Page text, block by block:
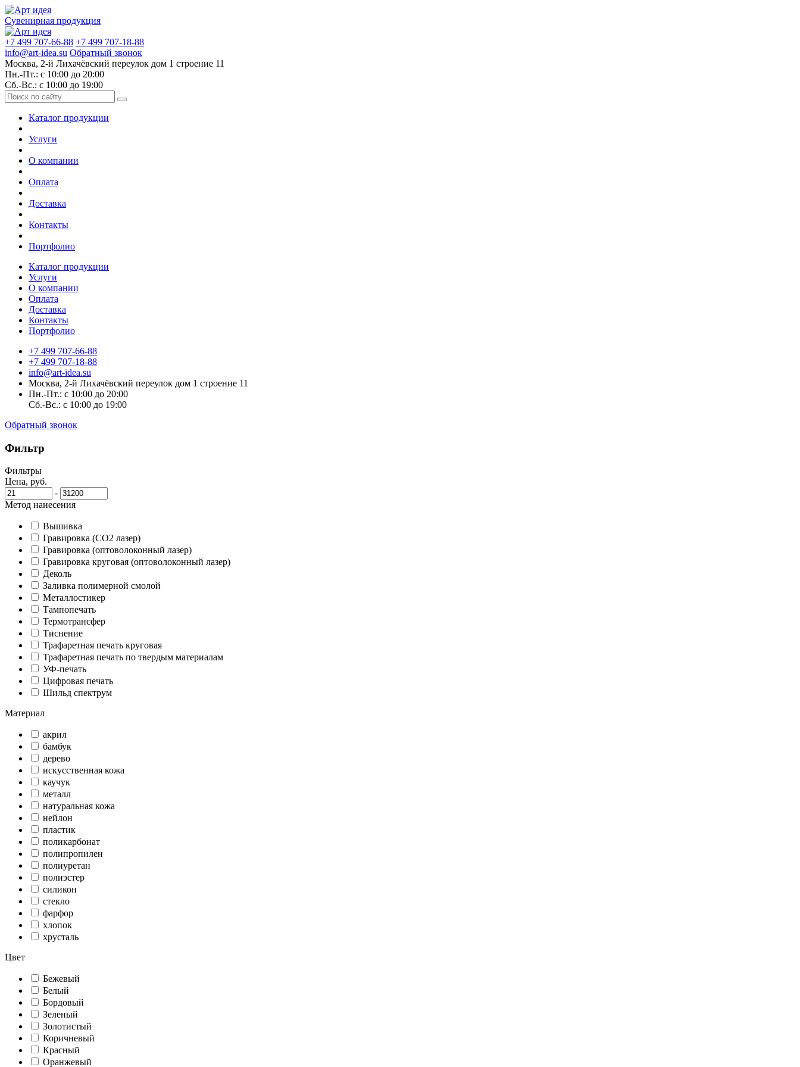
Сувенирная продукция
+7 499 707-66-88 +7 499 707-18-88
info@art-idea.su Обратный звонок
Москва, 2-й Лихачёвский переулок дом 1 строение 11
Пн.-Пт.: с 10:00 до 20:00
Сб.-Вс.: с 10:00 до 19:00
Каталог продукции
Услуги
О компании
Оплата
Доставка
Контакты
Портфолио
Каталог продукции
Услуги
О компании
Оплата
Доставка
Контакты
Портфолио
+7 499 707-66-88
+7 499 707-18-88
info@art-idea.su
Москва, 2-й Лихачёвский переулок дом 1 строение 11
Пн.-Пт.: с 10:00 до 20:00
Сб.-Вс.: с 10:00 до 19:00
Обратный звонок
Фильтр
Фильтры
Цена, руб.
-
Метод нанесения
Вышивка
Гравировка (CO2 лазер)
Гравировка (оптоволоконный лазер)
Гравировка круговая (оптоволоконный лазер)
Деколь
Заливка полимерной смолой
Металлостикер
Тампопечать
Термотрансфер
Тиснение
Трафаретная печать круговая
Трафаретная печать по твердым материалам
УФ-печать
Цифровая печать
Шильд спектрум
Материал
акрил
бамбук
дерево
искусственная кожа
каучук
металл
натуральная кожа
нейлон
пластик
поликарбонат
полипропилен
полиуретан
полиэстер
силикон
стекло
фарфор
хлопок
хрусталь
Цвет
Бежевый
Белый
Бордовый
Зеленый
Золотистый
Коричневый
Красный
Оранжевый